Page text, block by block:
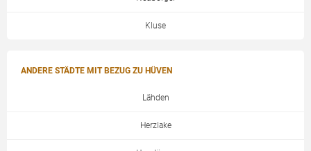
Kluse
ANDERE STÄDTE MIT BEZUG ZU HÜVEN
Lähden
Herzlake